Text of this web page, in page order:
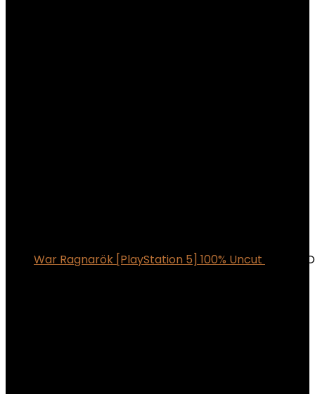
War Ragnarök [PlayStation 5] 100% Uncut